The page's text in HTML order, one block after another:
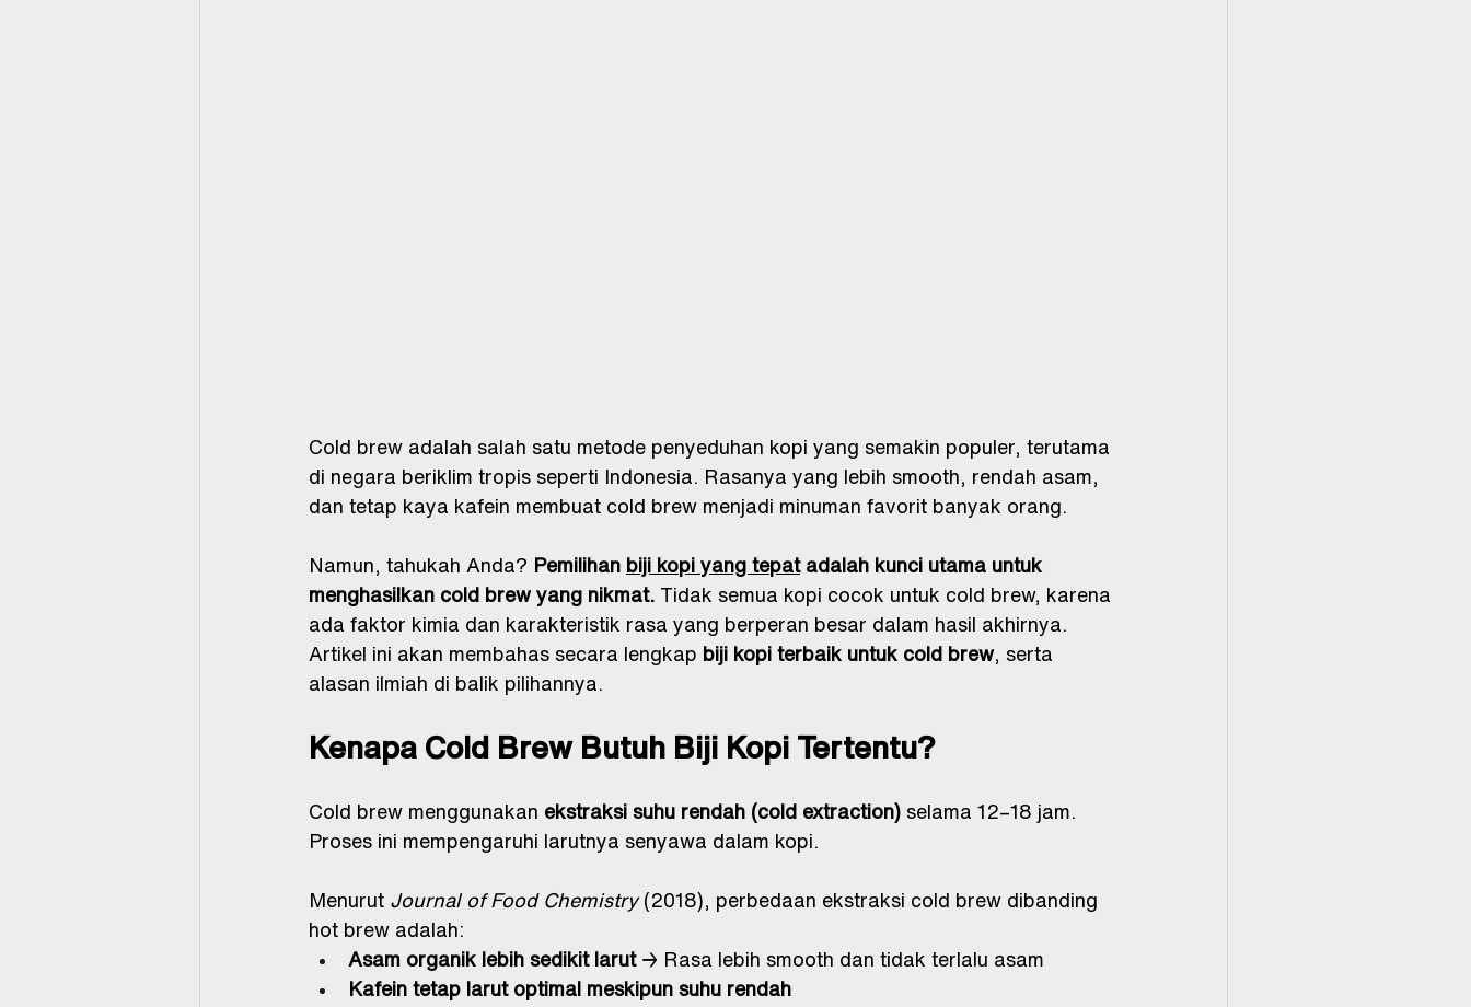
Cold brew adalah salah satu metode penyeduhan kopi yang semakin populer, terutama
di negara beriklim tropis seperti Indonesia. Rasanya yang lebih smooth, rendah asam,
dan tetap kaya kafein membuat cold brew menjadi minuman favorit banyak orang.
Namun, tahukah Anda? Pemilihan biji kopi yang tepat adalah kunci utama untuk
menghasilkan cold brew yang nikmat. Tidak semua kopi cocok untuk cold brew, karena
ada faktor kimia dan karakteristik rasa yang berperan besar dalam hasil akhirnya.
Artikel ini akan membahas secara lengkap biji kopi terbaik untuk cold brew, serta
alasan ilmiah di balik pilihannya.
Kenapa Cold Brew Butuh Biji Kopi Tertentu?
Cold brew menggunakan ekstraksi suhu rendah (cold extraction) selama 12–18 jam.
Proses ini mempengaruhi larutnya senyawa dalam kopi.
Menurut Journal of Food Chemistry (2018), perbedaan ekstraksi cold brew dibanding
hot brew adalah:
Asam organik lebih sedikit larut → Rasa lebih smooth dan tidak terlalu asam
Kafein tetap larut optimal meskipun suhu rendah